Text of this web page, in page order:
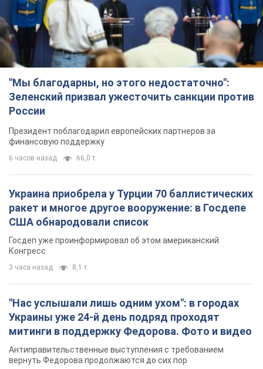
"Мы благодарны, но этого недостаточно":
Зеленский призвал ужесточить санкции против
России
Президент поблагодарил европейских партнеров за
финансовую поддержку
6 часов назад 66,0 т.
Украина приобрела у Турции 70 баллистических
ракет и многое другое вооружение: в Госдепе
США обнародовали список
Госдеп уже проинформировал об этом американский
Конгресс
3 часа назад 8,1 т.
"Нас услышали лишь одним ухом": в городах
Украины уже 24-й день подряд проходят
митинги в поддержку Федорова. Фото и видео
Антиправительственные выступления с требованием
вернуть Федорова продолжаются до сих пор